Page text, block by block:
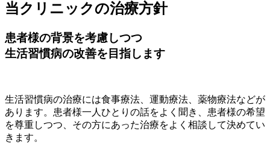
当クリニックの治療方針
患者様の背景を考慮しつつ
生活習慣病の改善を目指します
生活習慣病の治療には食事療法、運動療法、薬物療法などが
あります。患者様一人ひとりの話をよく聞き、患者様の希望
を尊重しつつ、その方にあった治療をよく相談して決めてい
きます。